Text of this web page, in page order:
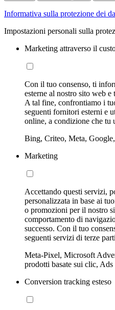
Informativa sulla protezione dei
Impostazioni personali sulla
Marketing attraverso il
Con il tuo consenso, ti
esterne al nostro sito web
A tal fine, confrontiamo i
seguenti fornitori esterni e
online, a condizione che
Bing, Criteo, Meta,
Marketing
Accettando questi servizi,
personalizzata in base ai
o promozioni per il nostro
comportamento di
successo. Con il tuo
seguenti servizi di terze
Meta-Pixel, Microsoft
prodotti basate sui clic,
Conversion tracking esteso